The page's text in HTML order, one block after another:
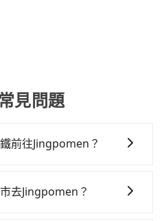
見問題
前往Jingpomen？
程車前往高鐵站！從最早
去Jingpomen？